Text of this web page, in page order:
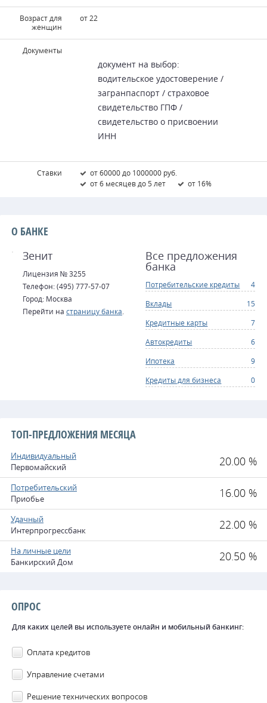
Возраст для
женщин
от 22
Документы
документ на выбор:
водительское удостоверение /
загранпаспорт / страховое
свидетельство ГПФ /
свидетельство о присвоении
ИНН
Ставки
от 60000 до 1000000 руб.
от 6 месяцев до 5 лет
от 16%
О БАНКЕ
Зенит
Лицензия № 3255
Телефон: (495) 777-57-07
Город: Москва
Перейти на страницу банка.
Все предложения
банка
Потребительские кредиты
4
Вклады
15
Кредитные карты
7
Автокредиты
6
Ипотека
9
Кредиты для бизнеса
0
ТОП-ПРЕДЛОЖЕНИЯ МЕСЯЦА
Индивидуальный
Первомайский
20.00 %
Потребительский
Приобье
16.00 %
Удачный
Интерпрогрессбанк
22.00 %
На личные цели
Банкирский Дом
20.50 %
ОПРОС
Для каких целей вы используете онлайн и мобильный банкинг:
Оплата кредитов
Управление счетами
Решение технических вопросов